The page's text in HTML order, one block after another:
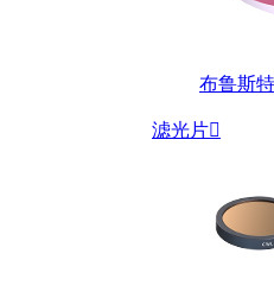
布鲁斯
滤光片